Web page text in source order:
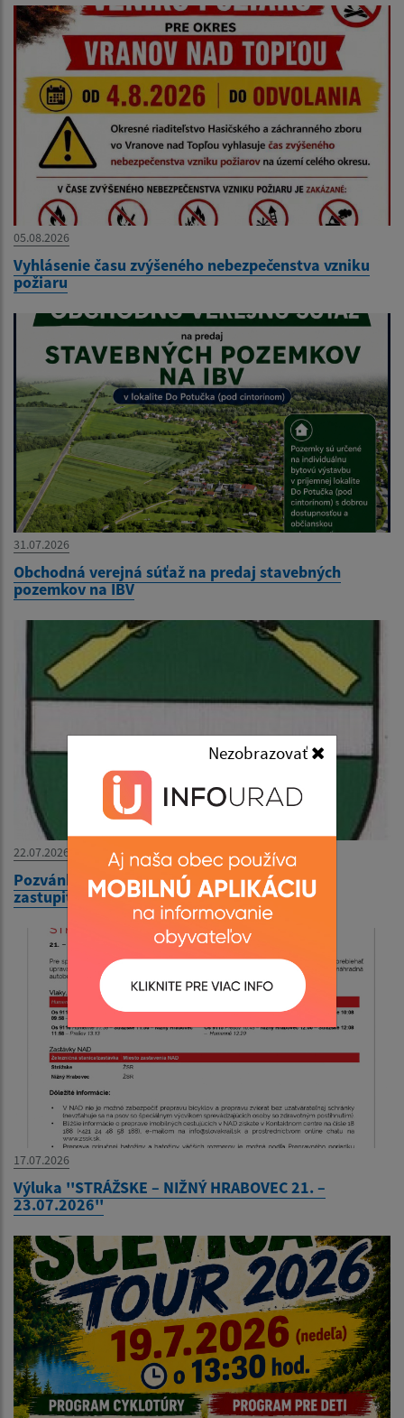
05.08.2026
Vyhlásenie času zvýšeného nebezpečenstva vzniku
požiaru
31.07.2026
Obchodná verejná súťaž na predaj stavebných
pozemkov na IBV
22.07.2026
Pozvánka na XXIV. zasadnutie obecného
zastupiteľstva
17.07.2026
Výluka ''STRÁŽSKE – NIŽNÝ HRABOVEC 21. –
23.07.2026''
Nezobrazovať